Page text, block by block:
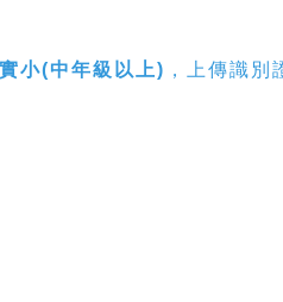
小(中年級以上) ，上傳識